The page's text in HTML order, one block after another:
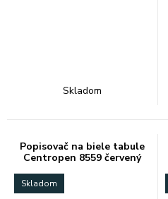
Skladom
Popisovač na biele tabule
Centropen 8559 červený
Skladom